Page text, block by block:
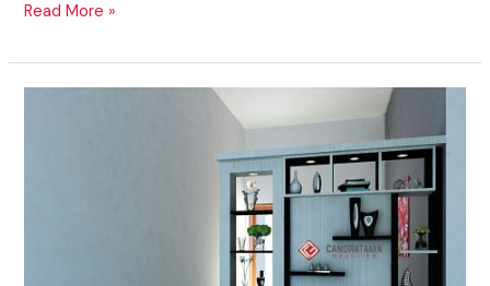
Read More »